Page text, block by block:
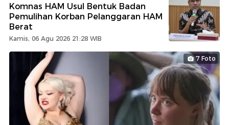
Komnas HAM Usul Bentuk Badan
Pemulihan Korban Pelanggaran HAM
Berat
Kamis, 06 Agu 2026 21:28 WIB
7 Foto